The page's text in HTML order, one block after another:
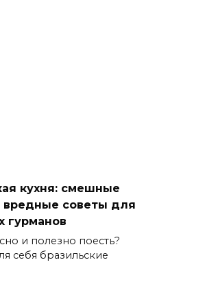
кухня: смешные
вредные советы для
гурманов
и полезно поесть?
себя бразильские